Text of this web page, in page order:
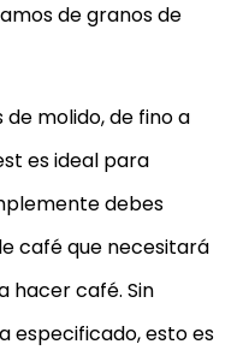
de granos de
de molido, de fino a
es ideal para
debes
café que necesitará
hacer café. Sin
especificado, esto es